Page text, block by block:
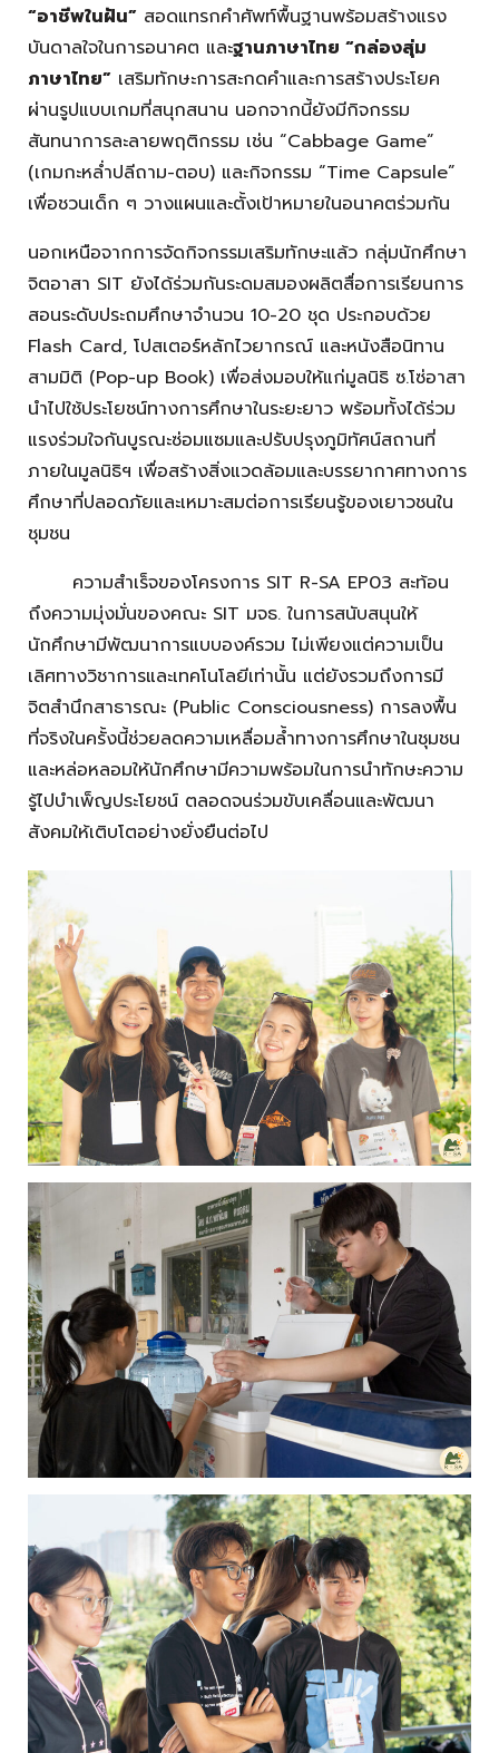
“อาชีพในฝัน” สอดแทรกคำศัพท์พื้นฐานพร้อมสร้างแรง
บันดาลใจในการอนาคต และฐานภาษาไทย “กล่องสุ่ม
ภาษาไทย” เสริมทักษะการสะกดคำและการสร้างประโยค
ผ่านรูปแบบเกมที่สนุกสนาน นอกจากนี้ยังมีกิจกรรม
สันทนาการละลายพฤติกรรม เช่น “Cabbage Game”
(เกมกะหล่ำปลีถาม-ตอบ) และกิจกรรม “Time Capsule”
เพื่อชวนเด็ก ๆ วางแผนและตั้งเป้าหมายในอนาคตร่วมกัน
นอกเหนือจากการจัดกิจกรรมเสริมทักษะแล้ว กลุ่มนักศึกษา
จิตอาสา SIT ยังได้ร่วมกันระดมสมองผลิตสื่อการเรียนการ
สอนระดับประถมศึกษาจำนวน 10-20 ชุด ประกอบด้วย
Flash Card, โปสเตอร์หลักไวยากรณ์ และหนังสือนิทาน
สามมิติ (Pop-up Book) เพื่อส่งมอบให้แก่มูลนิธิ ซ.โซ่อาสา
นำไปใช้ประโยชน์ทางการศึกษาในระยะยาว พร้อมทั้งได้ร่วม
แรงร่วมใจกันบูรณะซ่อมแซมและปรับปรุงภูมิทัศน์สถานที่
ภายในมูลนิธิฯ เพื่อสร้างสิ่งแวดล้อมและบรรยากาศทางการ
ศึกษาที่ปลอดภัยและเหมาะสมต่อการเรียนรู้ของเยาวชนใน
ชุมชน
ความสำเร็จของโครงการ SIT R-SA EP03 สะท้อน
ถึงความมุ่งมั่นของคณะ SIT มจธ. ในการสนับสนุนให้
นักศึกษามีพัฒนาการแบบองค์รวม ไม่เพียงแต่ความเป็น
เลิศทางวิชาการและเทคโนโลยีเท่านั้น แต่ยังรวมถึงการมี
จิตสำนึกสาธารณะ (Public Consciousness) การลงพื้น
ที่จริงในครั้งนี้ช่วยลดความเหลื่อมล้ำทางการศึกษาในชุมชน
และหล่อหลอมให้นักศึกษามีความพร้อมในการนำทักษะความ
รู้ไปบำเพ็ญประโยชน์ ตลอดจนร่วมขับเคลื่อนและพัฒนา
สังคมให้เติบโตอย่างยั่งยืนต่อไป